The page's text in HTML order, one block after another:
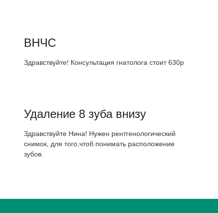
ВНЧС
Здравствуйте! Консультация гнатолога стоит 630р
Удаление 8 зуба внизу
Здравствуйте Нина! Нужен рентгенологический
снимок, для того,чтоб понимать расположение
зубов.